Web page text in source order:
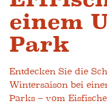
einem
Park
Entdecken Sie die
Wintersaison bei
Parks – vom